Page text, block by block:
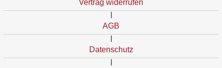
Vertrag widerrufen
AGB
Datenschutz